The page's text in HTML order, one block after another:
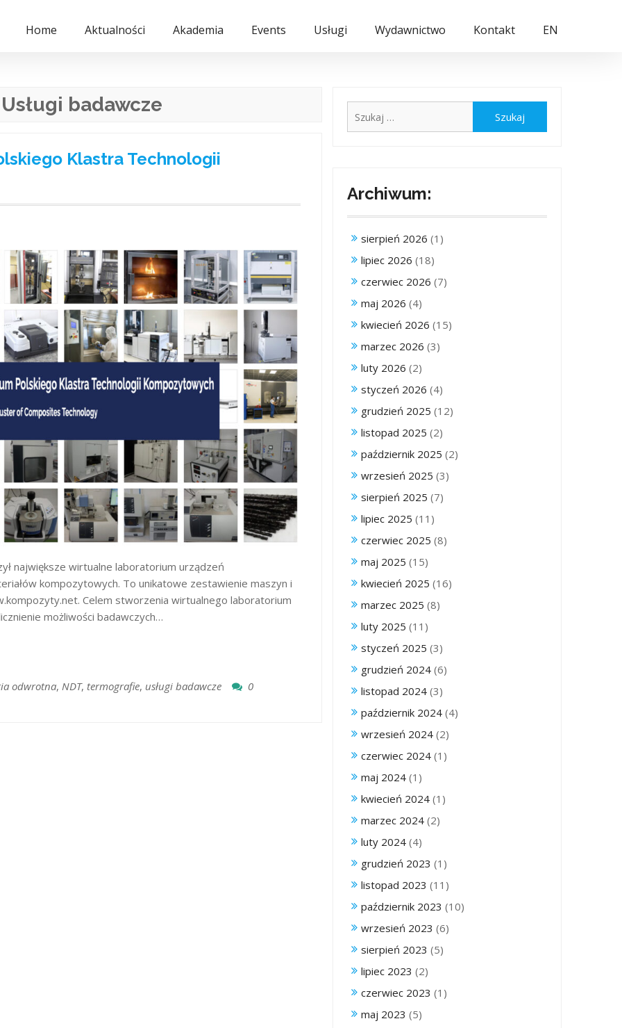
Home Aktualności Akademia Events Usługi Wydawnictwo Kontakt EN
Usługi badawcze
Klastra Technologii
największe wirtualne laboratorium urządzeń
kompozytowych. To unikatowe zestawienie maszyn i
Celem stworzenia wirtualnego laboratorium
możliwości badawczych…
odwrotna, NDT, termografie, usługi badawcze
0
Archiwum:
sierpień 2026 (1)
lipiec 2026 (18)
czerwiec 2026 (7)
maj 2026 (4)
kwiecień 2026 (15)
marzec 2026 (3)
luty 2026 (2)
styczeń 2026 (4)
grudzień 2025 (12)
listopad 2025 (2)
październik 2025 (2)
wrzesień 2025 (3)
sierpień 2025 (7)
lipiec 2025 (11)
czerwiec 2025 (8)
maj 2025 (15)
kwiecień 2025 (16)
marzec 2025 (8)
luty 2025 (11)
styczeń 2025 (3)
grudzień 2024 (6)
listopad 2024 (3)
październik 2024 (4)
wrzesień 2024 (2)
czerwiec 2024 (1)
maj 2024 (1)
kwiecień 2024 (1)
marzec 2024 (2)
luty 2024 (4)
grudzień 2023 (1)
listopad 2023 (11)
październik 2023 (10)
wrzesień 2023 (6)
sierpień 2023 (5)
lipiec 2023 (2)
czerwiec 2023 (1)
maj 2023 (5)